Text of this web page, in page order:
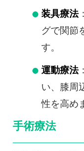
装具療法
グで関節
す。
運動療法
い、膝周
性を高め
手術療法